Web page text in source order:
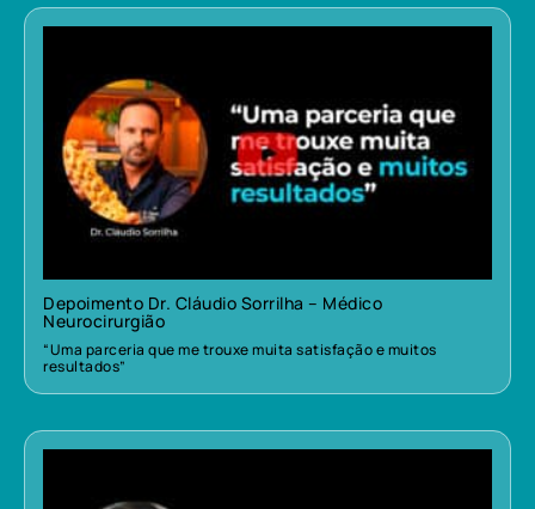
Depoimento Dr. Cláudio Sorrilha – Médico
Neurocirurgião
“Uma parceria que me trouxe muita satisfação e muitos
resultados”